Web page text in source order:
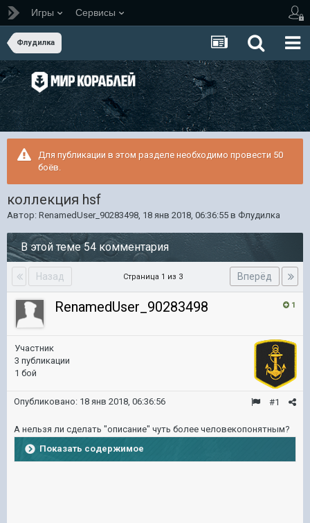
Игры Сервисы
Флудилка
Для публикации в этом разделе необходимо провести 50
боёв.
коллекция hsf
Автор: RenamedUser_90283498, 18 янв 2018, 06:36:55 в Флудилка
В этой теме 54 комментария
Назад Вперёд
Страница 1 из 3
1
RenamedUser_90283498
Участник
3 публикации
1 бой
#1
Опубликовано: 18 янв 2018, 06:36:56
А нельзя ли сделать "описание" чуть более человекопонятным?
Показать содержимое